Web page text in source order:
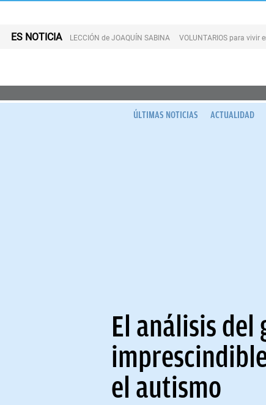
ES NOTICIA LECCIÓN de JOAQUÍN SABINA VOLUNTARIOS para vivir
ÚLTIMAS NOTICIAS ACTUALIDAD
El análisis
el autismo